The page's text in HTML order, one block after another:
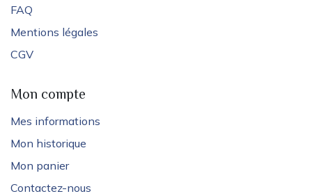
FAQ
Mentions légales
CGV
Mon compte
Mes informations
Mon historique
Mon panier
Contactez-nous